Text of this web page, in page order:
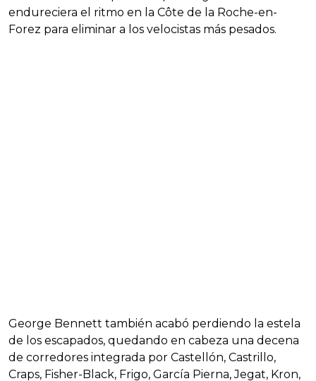
endureciera el ritmo en la Côte de la Roche-en-
Forez para eliminar a los velocistas más pesados.
George Bennett también acabó perdiendo la estela
de los escapados, quedando en cabeza una decena
de corredores integrada por Castellón, Castrillo,
Craps, Fisher-Black, Frigo, García Pierna, Jegat, Kron,